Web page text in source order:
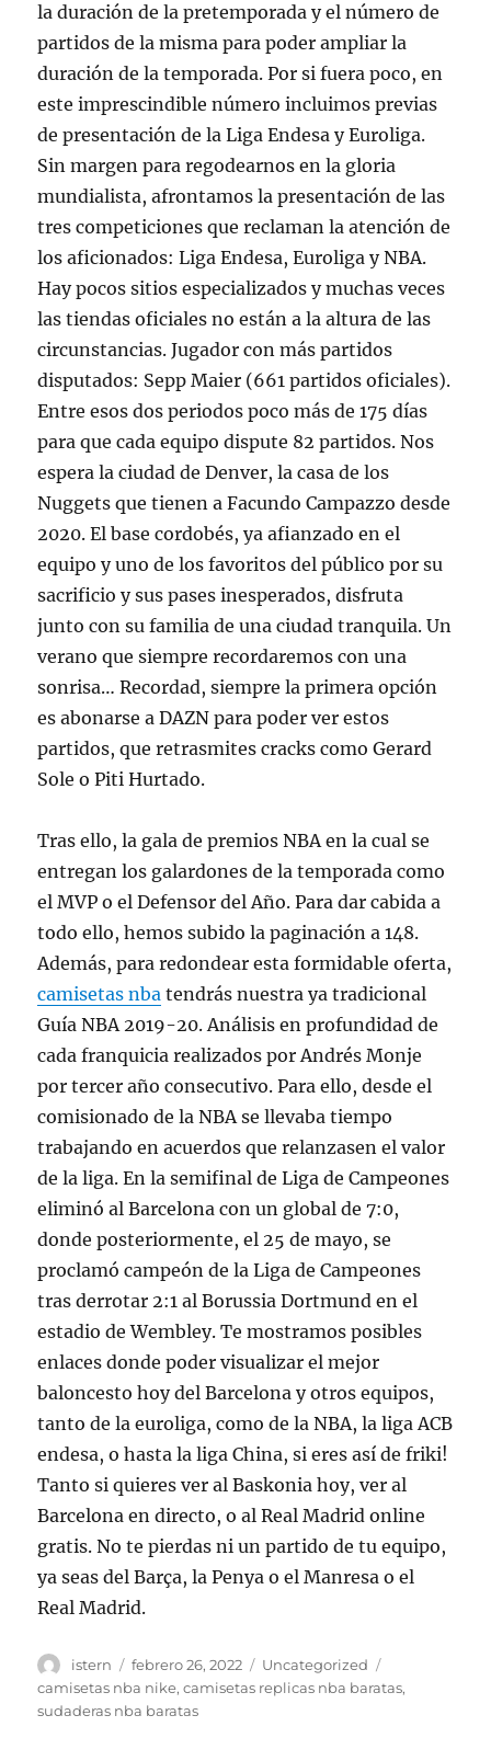
la duración de la pretemporada y el número de
partidos de la misma para poder ampliar la
duración de la temporada. Por si fuera poco, en
este imprescindible número incluimos previas
de presentación de la Liga Endesa y Euroliga.
Sin margen para regodearnos en la gloria
mundialista, afrontamos la presentación de las
tres competiciones que reclaman la atención de
los aficionados: Liga Endesa, Euroliga y NBA.
Hay pocos sitios especializados y muchas veces
las tiendas oficiales no están a la altura de las
circunstancias. Jugador con más partidos
disputados: Sepp Maier (661 partidos oficiales).
Entre esos dos periodos poco más de 175 días
para que cada equipo dispute 82 partidos. Nos
espera la ciudad de Denver, la casa de los
Nuggets que tienen a Facundo Campazzo desde
2020. El base cordobés, ya afianzado en el
equipo y uno de los favoritos del público por su
sacrificio y sus pases inesperados, disfruta
junto con su familia de una ciudad tranquila. Un
verano que siempre recordaremos con una
sonrisa… Recordad, siempre la primera opción
es abonarse a DAZN para poder ver estos
partidos, que retrasmites cracks como Gerard
Sole o Piti Hurtado.
Tras ello, la gala de premios NBA en la cual se
entregan los galardones de la temporada como
el MVP o el Defensor del Año. Para dar cabida a
todo ello, hemos subido la paginación a 148.
Además, para redondear esta formidable oferta,
camisetas nba tendrás nuestra ya tradicional
Guía NBA 2019-20. Análisis en profundidad de
cada franquicia realizados por Andrés Monje
por tercer año consecutivo. Para ello, desde el
comisionado de la NBA se llevaba tiempo
trabajando en acuerdos que relanzasen el valor
de la liga. En la semifinal de Liga de Campeones
eliminó al Barcelona con un global de 7:0,
donde posteriormente, el 25 de mayo, se
proclamó campeón de la Liga de Campeones
tras derrotar 2:1 al Borussia Dortmund en el
estadio de Wembley. Te mostramos posibles
enlaces donde poder visualizar el mejor
baloncesto hoy del Barcelona y otros equipos,
tanto de la euroliga, como de la NBA, la liga ACB
endesa, o hasta la liga China, si eres así de friki!
Tanto si quieres ver al Baskonia hoy, ver al
Barcelona en directo, o al Real Madrid online
gratis. No te pierdas ni un partido de tu equipo,
ya seas del Barça, la Penya o el Manresa o el
Real Madrid.
Autor
istern
Publicado
el
febrero 26, 2022 Categorías
Uncategorized
camisetas nba nike,camisetas replicas nba baratas,
sudaderas nba baratas